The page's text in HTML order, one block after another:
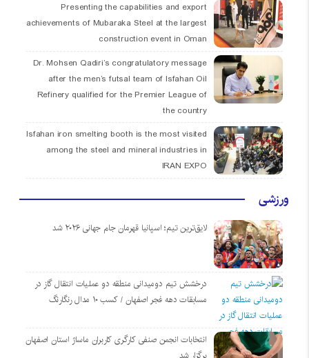
Presenting the capabilities and export
achievements of Mubaraka Steel at the largest
construction event in Oman
Dr. Mohsen Qadiri’s congratulatory message
after the men’s futsal team of Isfahan Oil
Refinery qualified for the Premier League of
the country
Isfahan iron smelting booth is the most visited
among the steel and mineral industries in
IRAN EXPO
ورزشی
لایق‌ترین تیم؛ اسپانیا قهرمان جام جهانی ۲۰۲۶ شد
درخشش تیم دومیدانی منطقه دو عملیات انتقال گاز در
مسابقات دهه فجر اصفهان / کسب ۱۰ مدال رنگارنگ
انتخابات انجمن صنفی کارگری کاربران ماساژ استان اصفهان